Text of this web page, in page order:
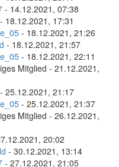
- 14.12.2021, 07:38
- 18.12.2021, 17:31
- 18.12.2021, 21:26
- 18.12.2021, 21:57
- 18.12.2021, 22:11
Mitglied - 21.12.2021,
- 25.12.2021, 21:17
- 25.12.2021, 21:37
Mitglied - 26.12.2021,
20:02
- 30.12.2021, 13:14
- 27.12.2021, 21:05